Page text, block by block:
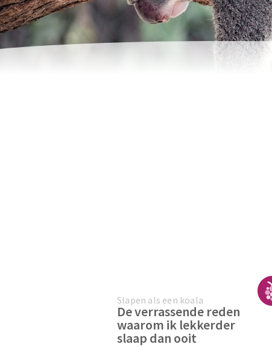
Slapen als een koala
De verrassende reden
waarom ik lekkerder
slaap dan ooit